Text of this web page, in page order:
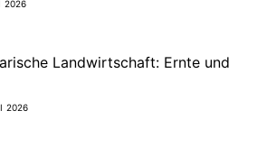
2026
Landwirtschaft: Ernte und
2026